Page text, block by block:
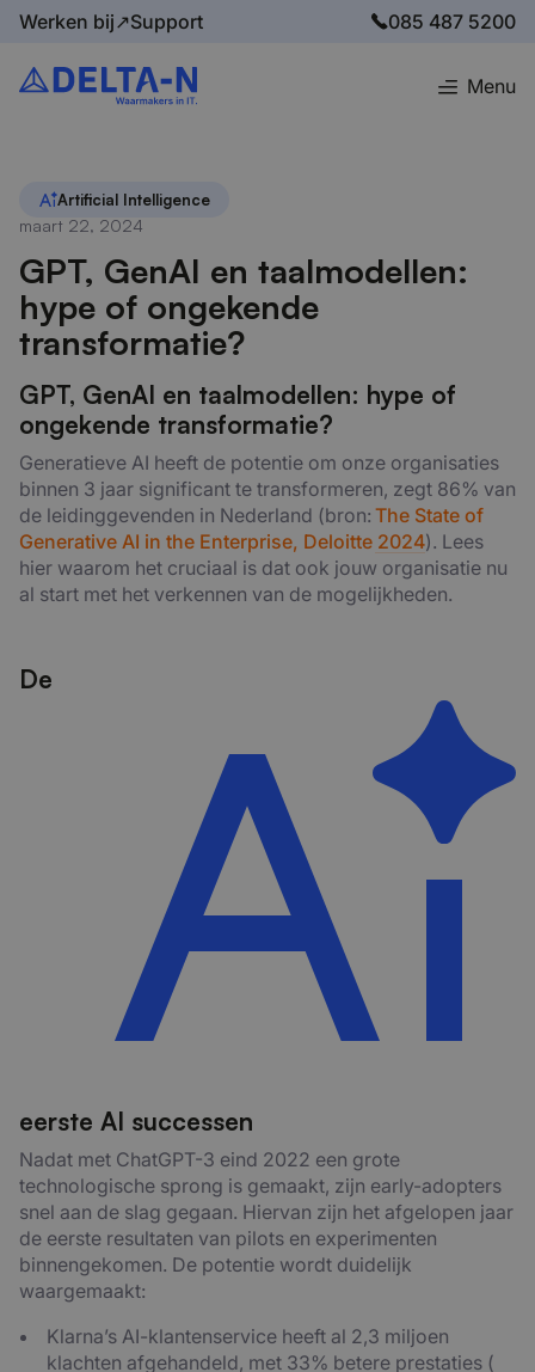
Werken bij↗Support 085 487 5200
Menu
Home Blog GPT, GenAI en taalmodellen: hype of ongekende transformatie?
Artificial Intelligence
maart 22, 2024
GPT, GenAI en taalmodellen:
hype of ongekende
transformatie?
GPT, GenAI en taalmodellen: hype of
ongekende transformatie?
Generatieve AI heeft de potentie om onze organisaties
binnen 3 jaar significant te transformeren, zegt 86% van
de leidinggevenden in Nederland (bron: The State of
Generative AI in the Enterprise, Deloitte 2024). Lees
hier waarom het cruciaal is dat ook jouw organisatie nu
al start met het verkennen van de mogelijkheden.
De
eerste AI successen
Nadat met ChatGPT-3 eind 2022 een grote
technologische sprong is gemaakt, zijn early-adopters
snel aan de slag gegaan. Hiervan zijn het afgelopen jaar
de eerste resultaten van pilots en experimenten
binnengekomen. De potentie wordt duidelijk
waargemaakt:
Klarna’s AI-klantenservice heeft al 2,3 miljoen
klachten afgehandeld, met 33% betere prestaties (